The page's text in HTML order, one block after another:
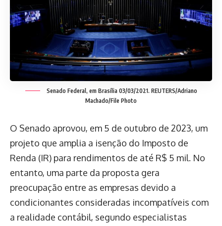
Senado Federal, em Brasília 03/03/2021. REUTERS/Adriano
Machado/File Photo
O Senado aprovou, em 5 de outubro de 2023, um
projeto que amplia a isenção do Imposto de
Renda (IR) para rendimentos de até R$ 5 mil. No
entanto, uma parte da proposta gera
preocupação entre as empresas devido a
condicionantes consideradas incompatíveis com
a realidade contábil, segundo especialistas